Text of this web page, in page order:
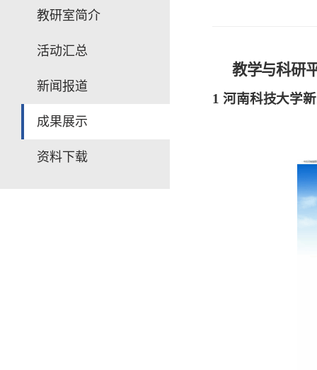
教研室简介
活动汇总
新闻报道
成果展示
资料下载
教学与科研
1 河南科技大学